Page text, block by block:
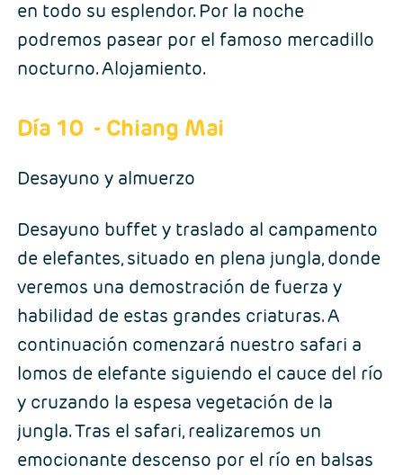
en todo su esplendor. Por la noche
podremos pasear por el famoso mercadillo
nocturno. Alojamiento.
Día 10 - Chiang Mai
Desayuno y almuerzo
Desayuno buffet y traslado al campamento
de elefantes, situado en plena jungla, donde
veremos una demostración de fuerza y
habilidad de estas grandes criaturas. A
continuación comenzará nuestro safari a
lomos de elefante siguiendo el cauce del río
y cruzando la espesa vegetación de la
jungla. Tras el safari, realizaremos un
emocionante descenso por el río en balsas